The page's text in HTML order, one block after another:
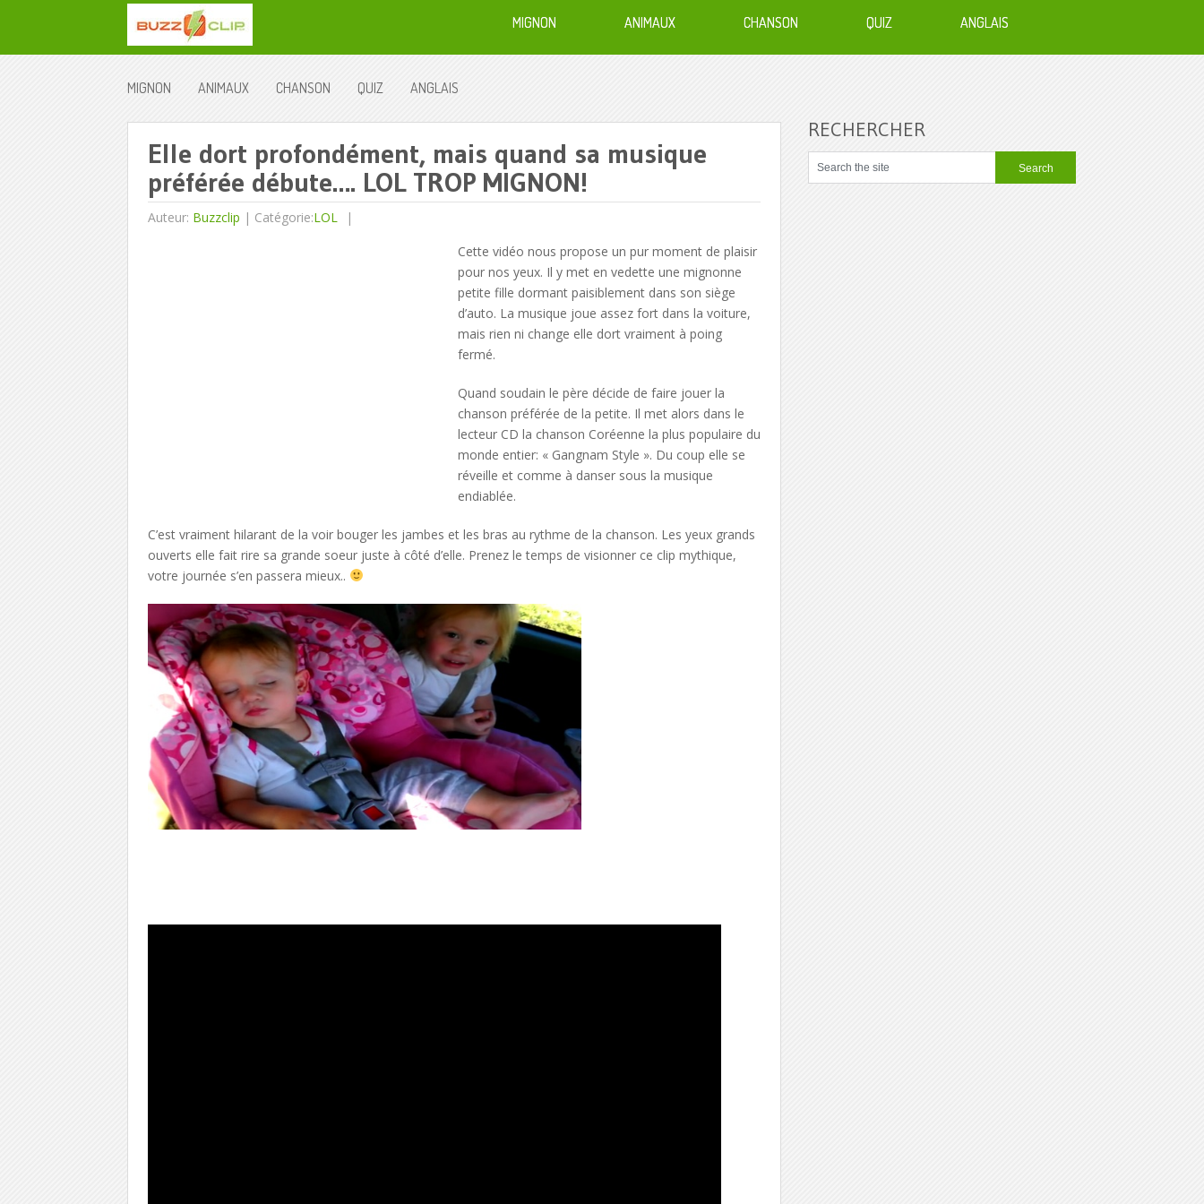
MIGNON ANIMAUX CHANSON QUIZ ANGLAIS
MIGNON ANIMAUX CHANSON QUIZ ANGLAIS
Elle dort profondément, mais quand sa musique
préférée débute…. LOL TROP MIGNON!
Auteur: Buzzclip | Catégorie:LOL
Cette vidéo nous propose un pur moment de plaisir
pour nos yeux. Il y met en vedette une mignonne
petite fille dormant paisiblement dans son siège
d’auto. La musique joue assez fort dans la voiture,
mais rien ni change elle dort vraiment à poing
fermé.
Quand soudain le père décide de faire jouer la
chanson préférée de la petite. Il met alors dans le
lecteur CD la chanson Coréenne la plus populaire du
monde entier: « Gangnam Style ». Du coup elle se
réveille et comme à danser sous la musique
endiablée.
C’est vraiment hilarant de la voir bouger les jambes et les bras au rythme de la chanson. Les yeux grands
ouverts elle fait rire sa grande soeur juste à côté d’elle. Prenez le temps de visionner ce clip mythique,
votre journée s’en passera mieux..
RECHERCHER